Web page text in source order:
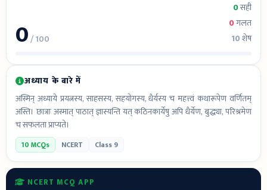
0/ 100
0सही
0गलत
10शेष
अध्याय के बारे में
अस्मिन् अध्याये प्रयत्नस्य, साहसस्य, सहयोगस्य, धैर्यस्य च महत्त्वं कथारूपेण वर्णितम्
अस्ति। छात्राः अस्मात् पाठात् ज्ञास्यन्ति यत् कठिनकार्येषु अपि धैर्येण, बुद्ध्या, परिश्रमेण
च सफलता प्राप्यते।
10 MCQs NCERT Class 9
NCERT MCQ APP